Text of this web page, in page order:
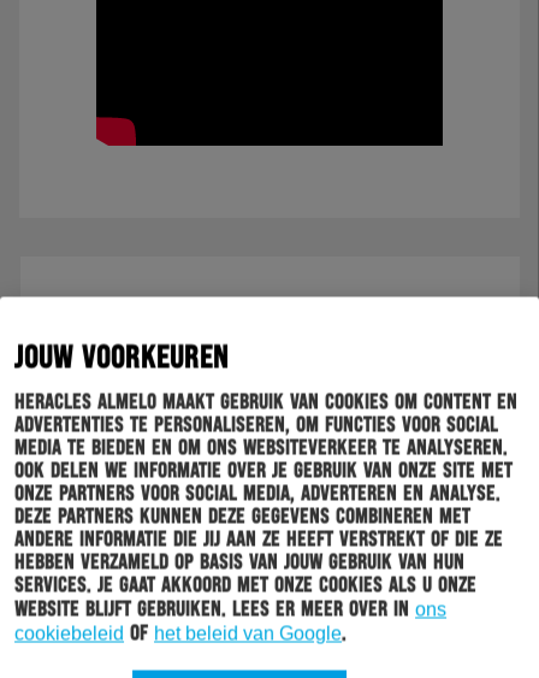
JOUW VOORKEUREN
Heracles Almelo maakt gebruik van cookies om content en
advertenties te personaliseren, om functies voor social
media te bieden en om ons websiteverkeer te analyseren.
Ook delen we informatie over je gebruik van onze site met
onze partners voor social media, adverteren en analyse.
Deze partners kunnen deze gegevens combineren met
andere informatie die jij aan ze heeft verstrekt of die ze
hebben verzameld op basis van jouw gebruik van hun
services. Je gaat akkoord met onze cookies als u onze
website blijft gebruiken. Lees er meer over in ons
cookiebeleid of het beleid van Google.